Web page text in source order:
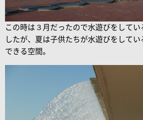
この時は３月だったので水遊びをして
したが、夏は子供たちが水遊びをして
できる空間。